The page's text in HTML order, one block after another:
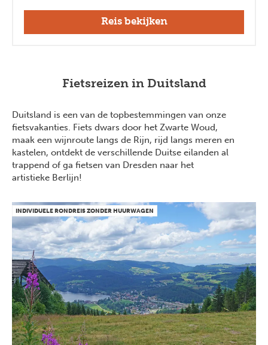
Reis bekijken
Fietsreizen in Duitsland
Duitsland is een van de topbestemmingen van onze
fietsvakanties. Fiets dwars door het Zwarte Woud,
maak een wijnroute langs de Rijn, rijd langs meren en
kastelen, ontdekt de verschillende Duitse eilanden al
trappend of ga fietsen van Dresden naar het
artistieke Berlijn!
INDIVIDUELE RONDREIS ZONDER HUURWAGEN